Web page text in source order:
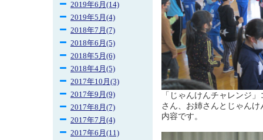
2019年6月(14)
2019年5月(4)
2018年7月(7)
2018年6月(5)
2018年5月(6)
2018年4月(5)
2017年10月(3)
2017年9月(9)
2017年8月(7)
2017年7月(4)
2017年6月(11)
「じゃんけんチャレンジ
さん、お姉さんとじゃん
内容です。